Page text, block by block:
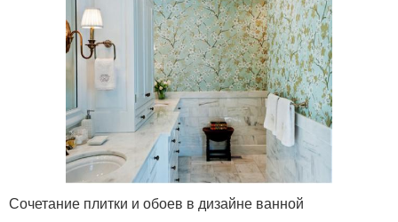
Сочетание плитки и обоев в дизайне ванной